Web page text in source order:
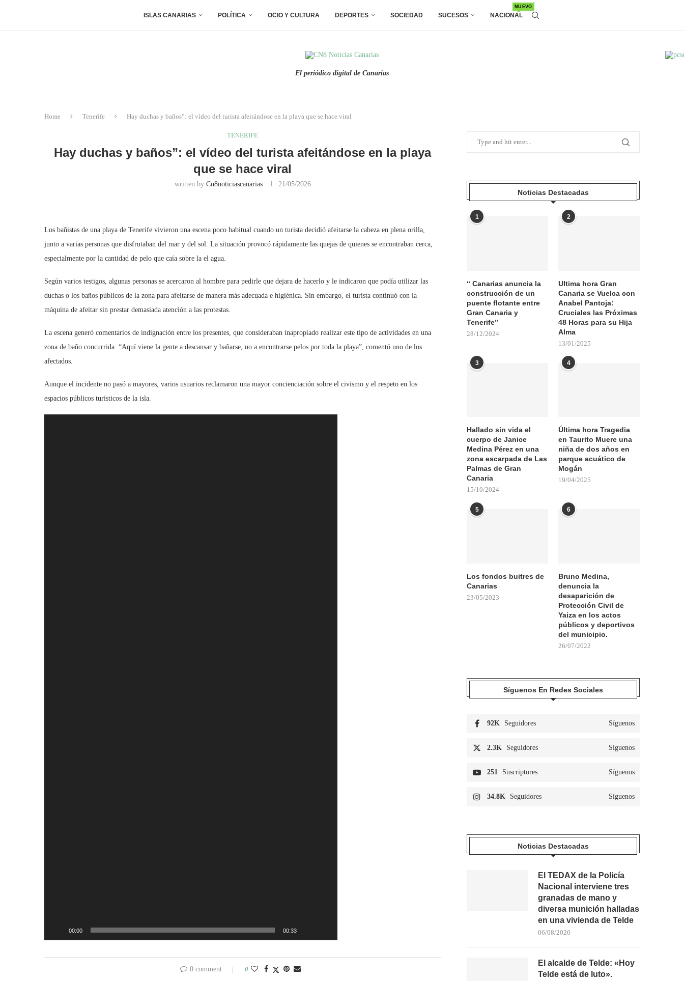
ISLAS CANARIAS POLÍTICA OCIO Y CULTURA DEPORTES SOCIEDAD SUCESOS NACIONAL
NUEVO
El periódico digital de Canarias
Home Tenerife Hay duchas y baños”: el vídeo del turista afeitándose en la playa que se hace viral
TENERIFE
Hay duchas y baños”: el vídeo del turista afeitándose en la playa
que se hace viral
written by Cn8noticiascanarias 21/05/2026
Los bañistas de una playa de Tenerife vivieron una escena poco habitual cuando un turista decidió afeitarse la cabeza en plena orilla,
junto a varias personas que disfrutaban del mar y del sol. La situación provocó rápidamente las quejas de quienes se encontraban cerca,
especialmente por la cantidad de pelo que caía sobre la el agua.
Según varios testigos, algunas personas se acercaron al hombre para pedirle que dejara de hacerlo y le indicaron que podía utilizar las
duchas o los baños públicos de la zona para afeitarse de manera más adecuada e higiénica. Sin embargo, el turista continuó con la
máquina de afeitar sin prestar demasiada atención a las protestas.
La escena generó comentarios de indignación entre los presentes, que consideraban inapropiado realizar este tipo de actividades en una
zona de baño concurrida. “Aquí viene la gente a descansar y bañarse, no a encontrarse pelos por toda la playa”, comentó uno de los
afectados.
Aunque el incidente no pasó a mayores, varios usuarios reclamaron una mayor concienciación sobre el civismo y el respeto en los
espacios públicos turísticos de la isla.
00:00 00:33
0 comment 0
Noticias Destacadas
1
“ Canarias anuncia la
construcción de un
puente flotante entre
Gran Canaria y
Tenerife”
28/12/2024
2
Ultima hora Gran
Canaria se Vuelca con
Anabel Pantoja:
Cruciales las Próximas
48 Horas para su Hija
Alma
13/01/2025
3
Hallado sin vida el
cuerpo de Janice
Medina Pérez en una
zona escarpada de Las
Palmas de Gran
Canaria
15/10/2024
4
Última hora Tragedia
en Taurito Muere una
niña de dos años en
parque acuático de
Mogán
19/04/2025
5
Los fondos buitres de
Canarias
23/05/2023
6
Bruno Medina,
denuncia la
desaparición de
Protección Civil de
Yaiza en los actos
públicos y deportivos
del municipio.
26/07/2022
Síguenos En Redes Sociales
92K Seguidores Síguenos
2.3K Seguidores Síguenos
251 Suscriptores Síguenos
34.8K Seguidores Síguenos
Noticias Destacadas
El TEDAX de la Policía
Nacional interviene tres
granadas de mano y
diversa munición halladas
en una vivienda de Telde
06/08/2026
El alcalde de Telde: «Hoy
Telde está de luto».